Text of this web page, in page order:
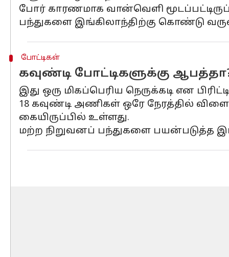
போர் காரணமாக வான்வெளி
பந்துகளை இங்கிலாந்திற்கு கொண்டு
போட்டிகள்
கவுண்டி போட்டிகளுக்கு
இது ஒரு மிகப்பெரிய நெருக்கடி என
18 கவுண்டி அணிகள் ஒரே நேரத்தில்
கையிருப்பில் உள்ளது.
மற்ற நிறுவனப் பந்துகளை பயன்படுத்த